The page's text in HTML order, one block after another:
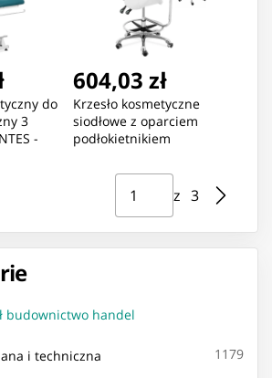
budownictwo handel
i techniczna 1179
do
3
-
604,03 zł
Krzesło kosmetyczne
siodłowe z oparciem
podłokietnikiem
Strona ⁨1⁩ z ⁨3⁩
z ⁨3⁩
Przejdź do strony